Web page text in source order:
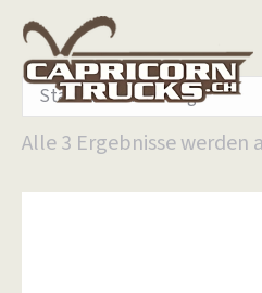
Alle 3 Ergebnisse werden